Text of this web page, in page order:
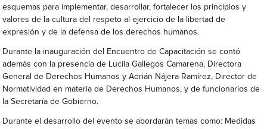
esquemas para implementar, desarrollar, fortalecer los principios y
valores de la cultura del respeto al ejercicio de la libertad de
expresión y de la defensa de los derechos humanos.
Durante la inauguración del Encuentro de Capacitación se contó
además con la presencia de Lucila Gallegos Camarena, Directora
General de Derechos Humanos y Adrián Nájera Ramírez, Director de
Normatividad en materia de Derechos Humanos, y de funcionarios de
la Secretaría de Gobierno.
Durante el desarrollo del evento se abordarán temas como: Medidas